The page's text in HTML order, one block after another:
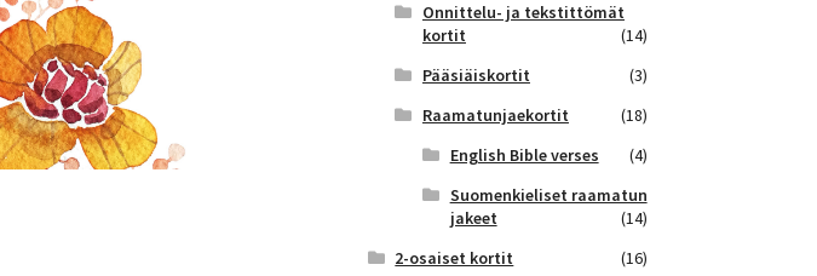
Onnittelu- ja tekstittömät
kortit
(14)
Pääsiäiskortit
(3)
Raamatunjaekortit
(18)
English Bible verses
(4)
Suomenkieliset raamatun
jakeet
(14)
2-osaiset kortit
(16)